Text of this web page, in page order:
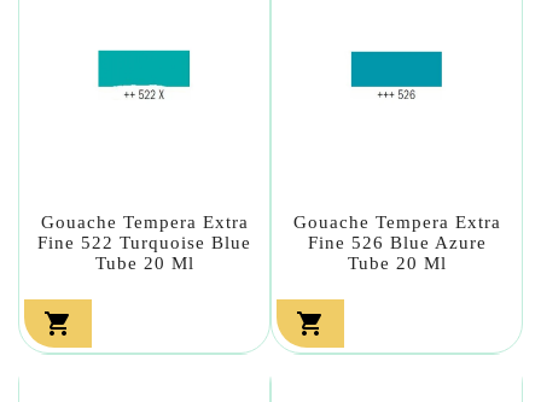
Gouache Tempera Extra
Fine 522 Turquoise Blue
Tube 20 Ml

Gouache Tempera Extra
Fine 526 Blue Azure
Tube 20 Ml
